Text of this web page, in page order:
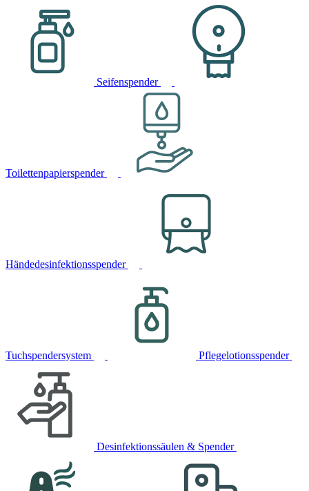
Seifenspender
Toilettenpapierspender
Händedesinfektionsspender
Tuchspendersystem Pflegelotionsspender
Desinfektionssäulen & Spender